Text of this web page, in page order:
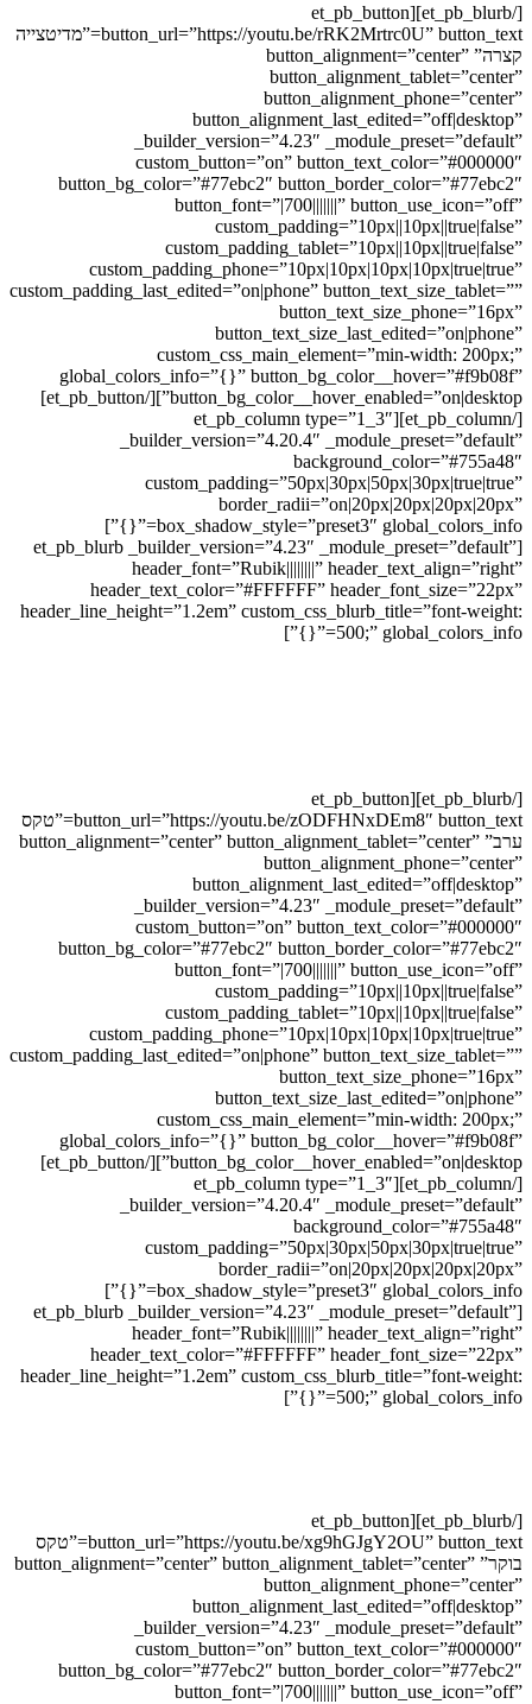
[/et_pb_blurb][et_pb_button
button_url=”https://youtu.be/rRK2Mrtrc0U” button_text=”מדיטצייה
קצרה” button_alignment=”center”
button_alignment_tablet=”center”
button_alignment_phone=”center”
button_alignment_last_edited=”off|desktop”
_builder_version=”4.23″ _module_preset=”default”
custom_button=”on” button_text_color=”#000000″
button_bg_color=”#77ebc2″ button_border_color=”#77ebc2″
button_font=”|700|||||||” button_use_icon=”off”
custom_padding=”10px||10px||true|false”
custom_padding_tablet=”10px||10px||true|false”
custom_padding_phone=”10px|10px|10px|10px|true|true”
custom_padding_last_edited=”on|phone” button_text_size_tablet=””
button_text_size_phone=”16px”
button_text_size_last_edited=”on|phone”
custom_css_main_element=”min-width: 200px;”
global_colors_info=”{}” button_bg_color__hover=”#f9b08f”
button_bg_color__hover_enabled=”on|desktop”][/et_pb_button]
[/et_pb_column][et_pb_column type=”1_3″
_builder_version=”4.20.4″ _module_preset=”default”
background_color=”#755a48″
custom_padding=”50px|30px|50px|30px|true|true”
border_radii=”on|20px|20px|20px|20px”
box_shadow_style=”preset3″ global_colors_info=”{}”]
[et_pb_blurb _builder_version=”4.23″ _module_preset=”default”
header_font=”Rubik||||||||” header_text_align=”right”
header_text_color=”#FFFFFF” header_font_size=”22px”
header_line_height=”1.2em” custom_css_blurb_title=”font-weight:
500;” global_colors_info=”{}”]
[/et_pb_blurb][et_pb_button
button_url=”https://youtu.be/zODFHNxDEm8″ button_text=”טקס
ערב” button_alignment=”center” button_alignment_tablet=”center”
button_alignment_phone=”center”
button_alignment_last_edited=”off|desktop”
_builder_version=”4.23″ _module_preset=”default”
custom_button=”on” button_text_color=”#000000″
button_bg_color=”#77ebc2″ button_border_color=”#77ebc2″
button_font=”|700|||||||” button_use_icon=”off”
custom_padding=”10px||10px||true|false”
custom_padding_tablet=”10px||10px||true|false”
custom_padding_phone=”10px|10px|10px|10px|true|true”
custom_padding_last_edited=”on|phone” button_text_size_tablet=””
button_text_size_phone=”16px”
button_text_size_last_edited=”on|phone”
custom_css_main_element=”min-width: 200px;”
global_colors_info=”{}” button_bg_color__hover=”#f9b08f”
button_bg_color__hover_enabled=”on|desktop”][/et_pb_button]
[/et_pb_column][et_pb_column type=”1_3″
_builder_version=”4.20.4″ _module_preset=”default”
background_color=”#755a48″
custom_padding=”50px|30px|50px|30px|true|true”
border_radii=”on|20px|20px|20px|20px”
box_shadow_style=”preset3″ global_colors_info=”{}”]
[et_pb_blurb _builder_version=”4.23″ _module_preset=”default”
header_font=”Rubik||||||||” header_text_align=”right”
header_text_color=”#FFFFFF” header_font_size=”22px”
header_line_height=”1.2em” custom_css_blurb_title=”font-weight:
500;” global_colors_info=”{}”]
[/et_pb_blurb][et_pb_button
button_url=”https://youtu.be/xg9hGJgY2OU” button_text=”טקס
בוקר” button_alignment=”center” button_alignment_tablet=”center”
button_alignment_phone=”center”
button_alignment_last_edited=”off|desktop”
_builder_version=”4.23″ _module_preset=”default”
custom_button=”on” button_text_color=”#000000″
button_bg_color=”#77ebc2″ button_border_color=”#77ebc2″
button_font=”|700|||||||” button_use_icon=”off”